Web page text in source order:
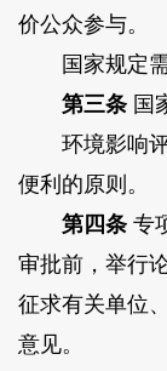
价公众参与。
国家规定需
第三条国
环境影响评
便利的原则。
第四条专
审批前，举行
征求有关单位
意见。